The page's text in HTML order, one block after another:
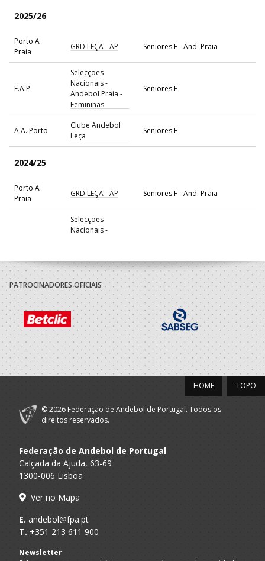
2025/26
Porto A
Praia
GRD LEÇA - AP Seniores F - And. Praia
F.A.P.
Selecções
Nacionais -
Andebol Praia -
Femininas
Seniores F
A.A. Porto
Clube Andebol
Leça
Seniores F
2024/25
Porto A
Praia
GRD LEÇA - AP Seniores F - And. Praia
Selecções
Nacionais -
A.A. Aveiro
Alavarium -
Andebol Clube
Aveiro
Seniores F
2023/24
Porto A
Praia
GRD LEÇA - AP Seniores F - And. Praia
Selecções
Femininas
Aveiro
2022/23
Porto A
PATROCINADORES OFICIAIS
TOPO
HOME
© 2026 Federação de Andebol de Portugal. Todos os
direitos reservados.
Federação de Andebol de Portugal
Calçada da Ajuda, 63-69
1300-006 Lisboa
Ver no Mapa
E. andebol@fpa.pt
T. +351 213 611 900
Newsletter